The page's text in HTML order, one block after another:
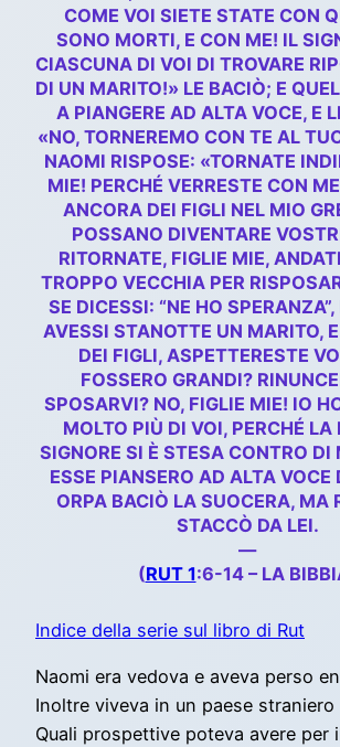
COME VOI SIETE STATE CON
SONO MORTI, E CON ME! IL
CIASCUNA DI VOI DI TROVARE
DI UN MARITO!» LE BACIÒ; E
A PIANGERE AD ALTA VOCE, E
«NO, TORNEREMO CON TE AL
NAOMI RISPOSE: «TORNATE
MIE! PERCHÉ VERRESTE CON
ANCORA DEI FIGLI NEL MIO
POSSANO DIVENTARE
RITORNATE, FIGLIE MIE,
TROPPO VECCHIA PER
SE DICESSI: “NE HO
AVESSI STANOTTE UN MARITO,
DEI FIGLI, ASPETTERESTE
FOSSERO GRANDI?
SPOSARVI? NO, FIGLIE MIE! IO
MOLTO PIÙ DI VOI, PERCHÉ LA
SIGNORE SI È STESA CONTRO DI
ESSE PIANSERO AD ALTA VOCE
ORPA BACIÒ LA SUOCERA, MA
STACCÒ DA LEI.
—
(RUT 1:6-14 – LA
Indice della serie sul libro di Rut
Naomi era vedova e aveva perso
Inoltre viveva in un paese straniero
Quali prospettive poteva avere per